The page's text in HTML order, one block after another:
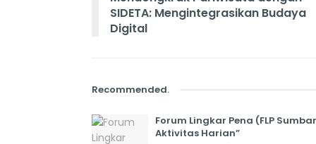
SIDETA: Mengintegrasikan Budaya
Digital
Recommended.
Forum Lingkar Pena (FLP
Aktivitas Harian”